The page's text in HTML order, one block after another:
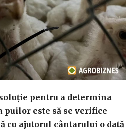
pentru a determina
puilor este să se verifice
cu ajutorul cântarului o dată